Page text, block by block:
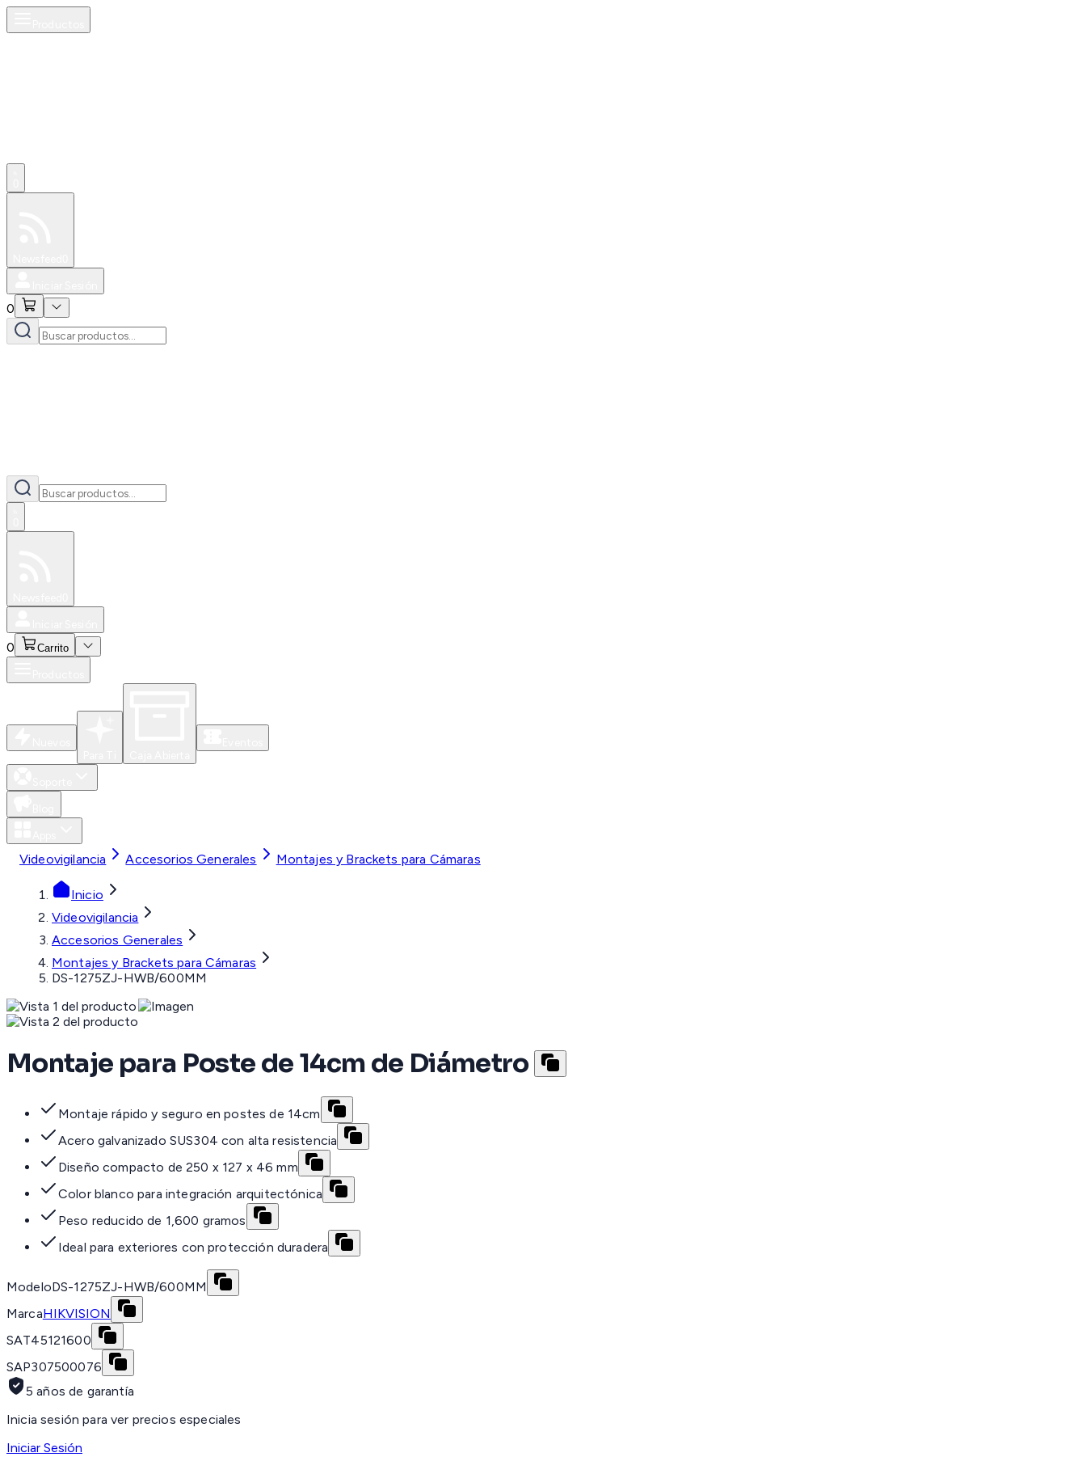
0
0 Carrito
Videovigilancia Accesorios Generales Montajes y Brackets para Cámaras
Inicio
Videovigilancia
Accesorios Generales
Montajes y Brackets para Cámaras
DS-1275ZJ-HWB/600MM
Montaje para Poste de 14cm de Diámetro
Montaje rápido y seguro en postes de 14cm
Acero galvanizado SUS304 con alta resistencia
Diseño compacto de 250 x 127 x 46 mm
Color blanco para integración arquitectónica
Peso reducido de 1,600 gramos
Ideal para exteriores con protección duradera
ModeloDS-1275ZJ-HWB/600MM
MarcaHIKVISION
SAT45121600
SAP307500076
5 años de garantía
Inicia sesión para ver precios especiales
Iniciar Sesión